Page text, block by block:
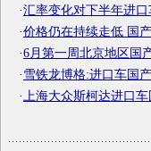
·汇率变化对下半年进
·价格仍在持续走低 国
·6月第一周北京地区国
·雪铁龙博格:进口车国
· 上海大众斯柯达进口